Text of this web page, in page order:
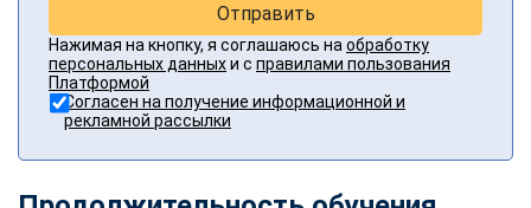
Отправить
Нажимая на кнопку, я соглашаюсь на обработку
персональных данныхи с правилами пользования
Платформой
Согласен на получение информационной и
рекламной рассылки